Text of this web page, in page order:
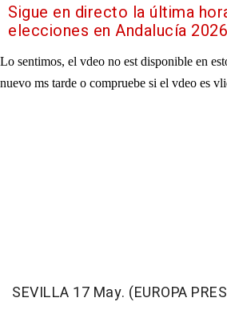
Sigue en directo la última
elecciones en Andalucía 2026
SEVILLA 17 May. (EUROPA